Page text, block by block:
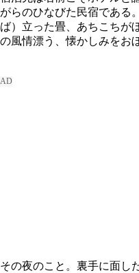
がらのひなびた民宿である
ば）立った畳、あちこちが
の風情漂う、懐かしみをお
その夜のこと。裏手に面し